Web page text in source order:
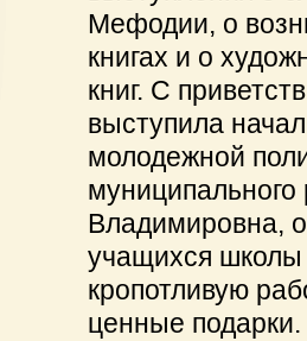
Мефодии, о
книгах и о
книг. С
выступила
молодежной
Владимировна,
учащихся школы
кропотливую
ценные подарки.